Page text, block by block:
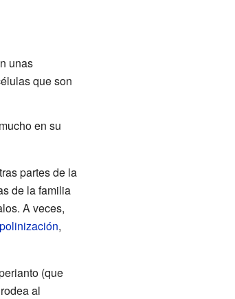
unas
que son
en su
partes de la
de la familia
A veces,
polinización,
(que
al